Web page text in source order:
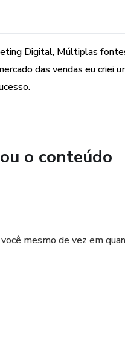
Digital, Múltiplas
das vendas eu criei
o conteúdo
mesmo de vez em